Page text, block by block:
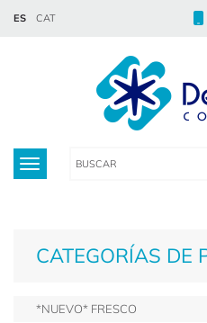
ES CAT
Toggle navigation
CATEGORÍAS DE
*NUEVO* FRESCO